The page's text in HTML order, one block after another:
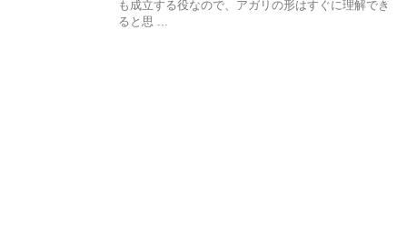
も成立する役なので、アガリの形はすぐに理解でき
ると思 ...